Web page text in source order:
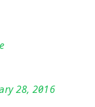
28, 2016